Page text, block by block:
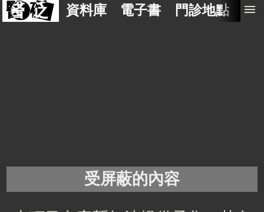
醫 砭 資料庫 電子書 門診地點 預
menu
受屏蔽的內容